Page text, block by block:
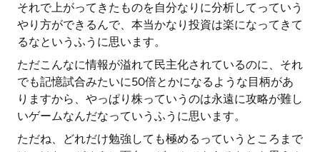
それで上がってきたものを自分なりに分析してっていう
やり方ができるんで、本当かなり投資は楽になってきて
るなというふうに思います。
ただこんなに情報が溢れて民主化されているのに、それ
でも記憶試合みたいに50倍とかになるような目柄があ
りますから、やっぱり株っていうのは永遠に攻略が難し
いゲームなんだなっていうふうに思います。
ただね、どれだけ勉強しても極めるっていうところまで